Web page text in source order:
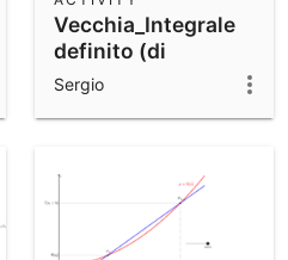
Vecchia_Integrale
definito (di
Cauchy)
Sergio